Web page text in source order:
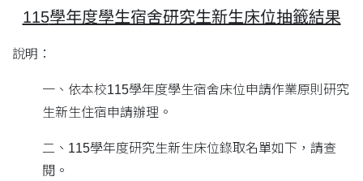
115學年度學生宿舍研究生新生床位抽籤結果
說明：
一、依本校115學年度學生宿舍床位申請作業原則研究
生新生住宿申請辦理。
二、115學年度研究生新生床位錄取名單如下，請查
閱。